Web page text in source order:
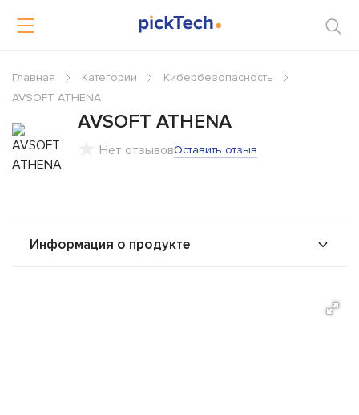
Главная Категории
Кибербезопасность
AVSOFT ATHENA
AVSOFT ATHENA
Нет отзывовОставить отзыв
Информация о продукте